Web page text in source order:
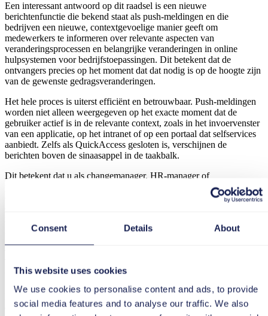
Consent Details About
This website uses cookies
We use cookies to personalise content and ads, to provide
social media features and to analyse our traffic. We also
Een interessant antwoord op dit raadsel is een nieuwe
berichtenfunctie die bekend staat als push-meldingen en die
bedrijven een nieuwe, contextgevoelige manier geeft om
medewerkers te informeren over relevante aspecten van
veranderingsprocessen en belangrijke veranderingen in online
hulpsystemen voor bedrijfstoepassingen. Dit betekent dat de
ontvangers precies op het moment dat dat nodig is op de hoogte zijn
van de gewenste gedragsveranderingen.
Het hele proces is uiterst efficiënt en betrouwbaar. Push-meldingen
worden niet alleen weergegeven op het exacte moment dat de
gebruiker actief is in de relevante context, zoals in het invoervenster
van een applicatie, op het intranet of op een portaal dat selfservices
aanbiedt. Zelfs als QuickAccess gesloten is, verschijnen de
berichten boven de sinaasappel in de taakbalk.
Dit betekent dat u als changemanager, HR-manager of
projectmanager uw doelgroep kunt bereiken met push-meldingen,
ook al wordt QuickAccess slechts zelden gebruikt of is het nog niet
gebombardeerd met irrelevante berichten.
context-gevoelige hint
De voordelen van deze contextuele 1:1-communicatie worden
duidelijk zodra je ze vergelijkt met andere communicatiemiddelen -